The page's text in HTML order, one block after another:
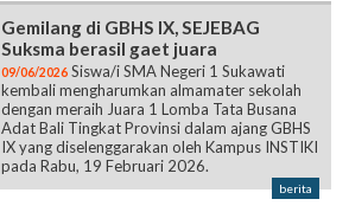
Gemilang di GBHS IX, SEJEBAG
Suksma berasil gaet juara
09/06/2026 Siswa/i SMA Negeri 1 Sukawati
kembali mengharumkan almamater sekolah
dengan meraih Juara 1 Lomba Tata Busana
Adat Bali Tingkat Provinsi dalam ajang GBHS
IX yang diselenggarakan oleh Kampus INSTIKI
pada Rabu, 19 Februari 2026.
berita